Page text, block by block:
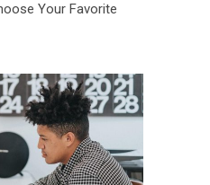
Your Favorite